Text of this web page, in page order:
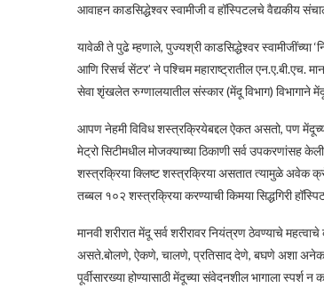
आवाहन काडसिद्धेश्वर स्वामीजी व हॉस्पिटलचे वैद्यकीय
यावेळी ते पुढे म्हणाले, पुज्यश्री काडसिद्धेश्वर स्वामीजींच्या
आणि रिसर्च सेंटर’ ने पश्चिम महाराष्ट्रातील एन.ए.बी.एच.
सेवा शृंखलेत रुग्णालयातील संस्कार (मेंदू विभाग)
आपण नेहमी विविध शस्त्रक्रियेबद्दल ऐकत असतो, पण
मेट्रो सिटीमधील मोजक्याच्या ठिकाणी सर्व उपकरणांसह
शस्त्रक्रिया क्लिष्ट शस्त्रक्रिया असतात त्यामुळे अवेक
तब्बल १०२ शस्त्रक्रिया करण्याची किमया सिद्धगिरी
मानवी शरीरात मेंदू सर्व शरीरावर नियंत्रण ठेवण्याचे
असते.बोलणे, ऐकणे, चालणे, प्रतिसाद देणे, बघणे अशा अनेक
पूर्वीसारख्या होण्यासाठी मेंदूच्या संवेदनशील भागाला स्पर्श